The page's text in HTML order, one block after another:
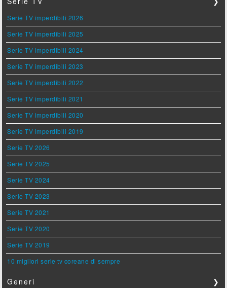
Serie TV imperdibili 2026
Serie TV imperdibili 2025
Serie TV imperdibili 2024
Serie TV imperdibili 2023
Serie TV imperdibili 2022
Serie TV imperdibili 2021
Serie TV imperdibili 2020
Serie TV imperdibili 2019
Serie TV 2026
Serie TV 2025
Serie TV 2024
Serie TV 2023
Serie TV 2021
Serie TV 2020
Serie TV 2019
10 migliori serie tv coreane di sempre
Generi ❯